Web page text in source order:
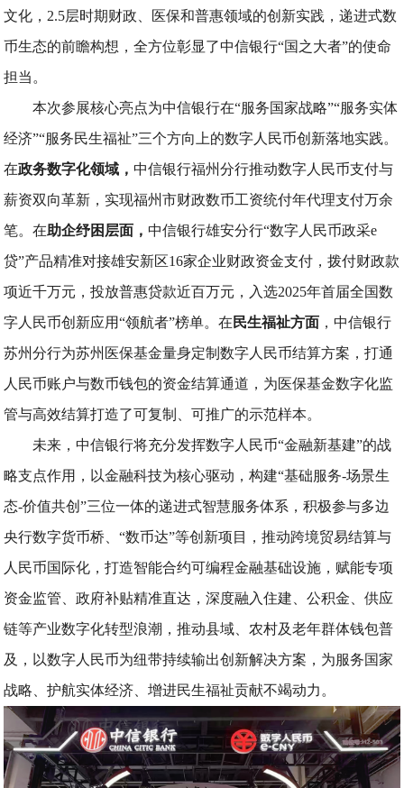
文化，2.5层时期财政、医保和普惠领域的创新实践，递进式数
币生态的前瞻构想，全方位彰显了中信银行“国之大者”的使命
担当。
本次参展核心亮点为中信银行在“服务国家战略”“服务实体
经济”“服务民生福祉”三个方向上的数字人民币创新落地实践。
在政务数字化领域，中信银行福州分行推动数字人民币支付与
薪资双向革新，实现福州市财政数币工资统付年代理支付万余
笔。在助企纾困层面，中信银行雄安分行“数字人民币政采e
贷”产品精准对接雄安新区16家企业财政资金支付，拨付财政款
项近千万元，投放普惠贷款近百万元，入选2025年首届全国数
字人民币创新应用“领航者”榜单。在 民生福祉方面 ，中信银行
苏州分行为苏州医保基金量身定制数字人民币结算方案，打通
人民币账户与数币钱包的资金结算通道，为医保基金数字化监
管与高效结算打造了可复制、可推广的示范样本。
未来，中信银行将充分发挥数字人民币“金融新基建”的战
略支点作用，以金融科技为核心驱动，构建“基础服务-场景生
态-价值共创”三位一体的递进式智慧服务体系，积极参与多边
央行数字货币桥、“数币达”等创新项目，推动跨境贸易结算与
人民币国际化，打造智能合约可编程金融基础设施，赋能专项
资金监管、政府补贴精准直达，深度融入住建、公积金、供应
链等产业数字化转型浪潮，推动县域、农村及老年群体钱包普
及，以数字人民币为纽带持续输出创新解决方案，为服务国家
战略、护航实体经济、增进民生福祉贡献不竭动力。